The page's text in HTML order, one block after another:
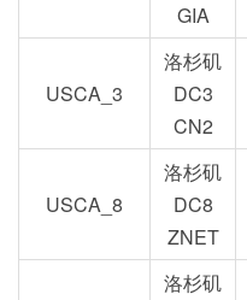
GIA
USCA_3
洛杉矶
DC3
CN2
USCA_8
洛杉矶
DC8
ZNET
洛杉矶